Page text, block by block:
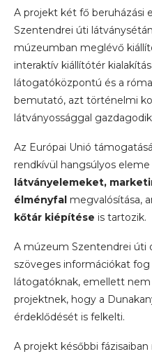
A projekt két fő beruházási
Szentendrei úti
múzeumban meglévő
interaktív kiállítótér
látogatóközpontú és a
bemutató, azt történelmi
látványossággal
Az Európai Unió
rendkívül hangsúlyos eleme
látványelemeket,
élményfal megvalósítása,
kőtár kiépítése is tartozik.
A múzeum Szentendrei úti
szöveges információkat
látogatóknak, emellett
projektnek, hogy a
érdeklődését is felkelti.
A projekt későbbi